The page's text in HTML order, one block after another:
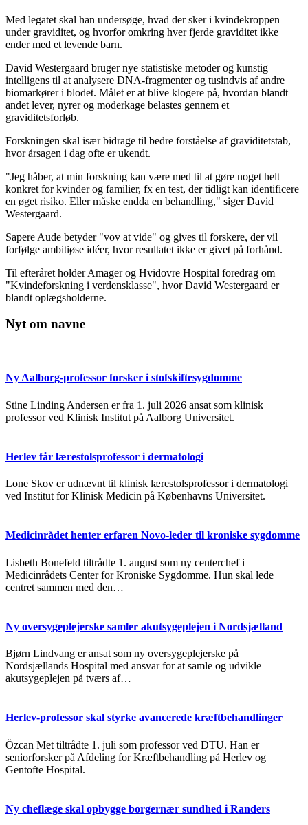
Med legatet skal han undersøge, hvad der sker i kvindekroppen
under graviditet, og hvorfor omkring hver fjerde graviditet ikke
ender med et levende barn.
David Westergaard bruger nye statistiske metoder og kunstig
intelligens til at analysere DNA-fragmenter og tusindvis af andre
biomarkører i blodet. Målet er at blive klogere på, hvordan blandt
andet lever, nyrer og moderkage belastes gennem et
graviditetsforløb.
Forskningen skal især bidrage til bedre forståelse af graviditetstab,
hvor årsagen i dag ofte er ukendt.
"Jeg håber, at min forskning kan være med til at gøre noget helt
konkret for kvinder og familier, fx en test, der tidligt kan identificere
en øget risiko. Eller måske endda en behandling," siger David
Westergaard.
Sapere Aude betyder "vov at vide" og gives til forskere, der vil
forfølge ambitiøse idéer, hvor resultatet ikke er givet på forhånd.
Til efteråret holder Amager og Hvidovre Hospital foredrag om
"Kvindeforskning i verdensklasse", hvor David Westergaard er
blandt oplægsholderne.
Nyt om navne
Ny Aalborg-professor forsker i stofskiftesygdomme
Stine Linding Andersen er fra 1. juli 2026 ansat som klinisk
professor ved Klinisk Institut på Aalborg Universitet.
Herlev får lærestolsprofessor i dermatologi
Lone Skov er udnævnt til klinisk lærestolsprofessor i dermatologi
ved Institut for Klinisk Medicin på Københavns Universitet.
Medicinrådet henter erfaren Novo-leder til kroniske sygdomme
Lisbeth Bonefeld tiltrådte 1. august som ny centerchef i
Medicinrådets Center for Kroniske Sygdomme. Hun skal lede
centret sammen med den…
Ny oversygeplejerske samler akutsygeplejen i Nordsjælland
Bjørn Lindvang er ansat som ny oversygeplejerske på
Nordsjællands Hospital med ansvar for at samle og udvikle
akutsygeplejen på tværs af…
Herlev-professor skal styrke avancerede kræftbehandlinger
Özcan Met tiltrådte 1. juli som professor ved DTU. Han er
seniorforsker på Afdeling for Kræftbehandling på Herlev og
Gentofte Hospital.
Ny cheflæge skal opbygge borgernær sundhed i Randers